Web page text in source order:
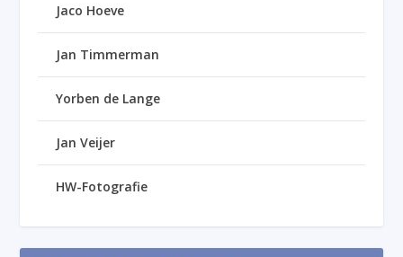
Jaco Hoeve
Jan Timmerman
Yorben de Lange
Jan Veijer
HW-Fotografie